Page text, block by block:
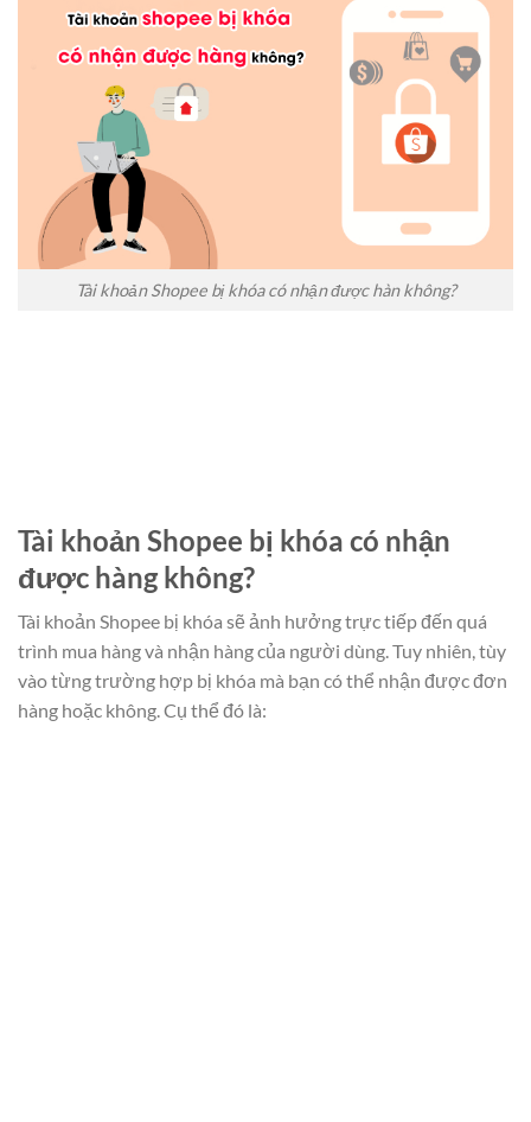
Tài khoản Shopee bị khóa có nhận được hàn không?
Tài khoản Shopee bị khóa có nhận
được hàng không?
Tài khoản Shopee bị khóa sẽ ảnh hưởng trực tiếp đến quá
trình mua hàng và nhận hàng của người dùng. Tuy nhiên, tùy
vào từng trường hợp bị khóa mà bạn có thể nhận được đơn
hàng hoặc không. Cụ thể đó là: